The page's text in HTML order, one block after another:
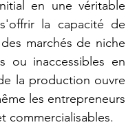
en une véritable
la capacité de
marchés de niche
ou inaccessibles en
la production ouvre
les entrepreneurs
commercialisables.